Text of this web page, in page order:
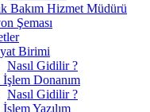
Bakım Hizmet Müdürü
Şeması
Birimi
Nasıl Gidilir ?
Donanım
Nasıl Gidilir ?
Yazılım